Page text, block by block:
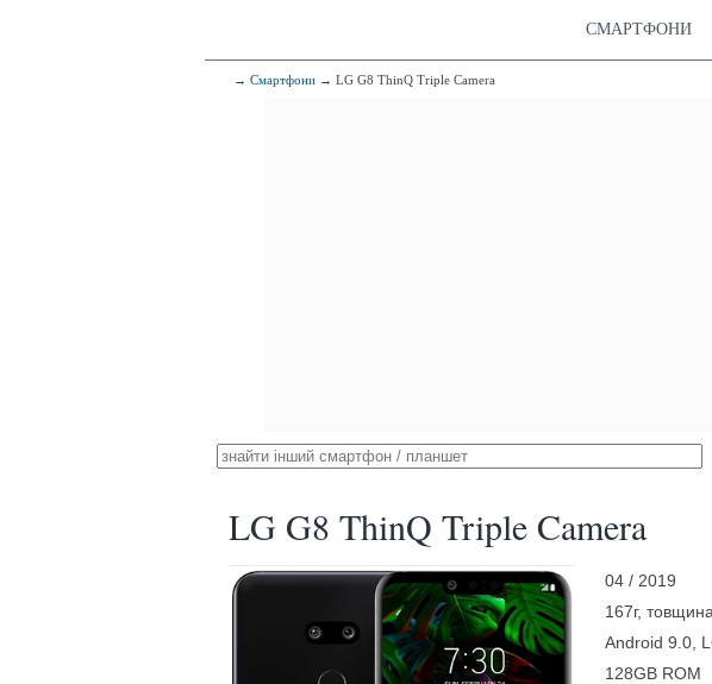
СМАРТФОНИ
→ Смартфони → LG G8 ThinQ Triple Camera
LG G8 ThinQ Triple Camera
04 / 2019
167г,
Android 9.0,
128GB ROM